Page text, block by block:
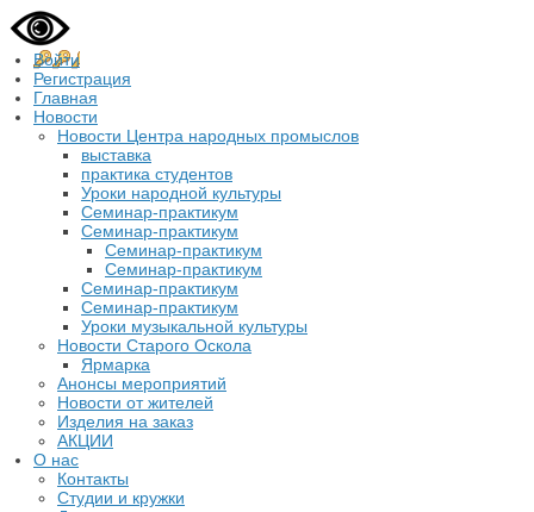
Войти
Регистрация
Главная
Новости
Новости Центра народных промыслов
выставка
практика студентов
Уроки народной культуры
Семинар-практикум
Семинар-практикум
Семинар-практикум
Семинар-практикум
Семинар-практикум
Семинар-практикум
Уроки музыкальной культуры
Новости Старого Оскола
Ярмарка
Анонсы мероприятий
Новости от жителей
Изделия на заказ
АКЦИИ
О нас
Контакты
Студии и кружки